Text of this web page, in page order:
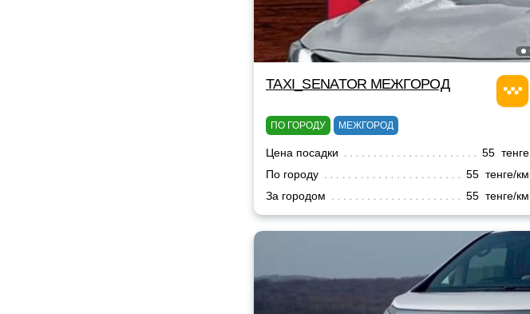
TAXI_SENATOR МЕЖГОРОД
ПО ГОРОДУ МЕЖГОРОД
Цена посадки
55 тенге
По городу
55 тенге/км
За городом
55 тенге/км